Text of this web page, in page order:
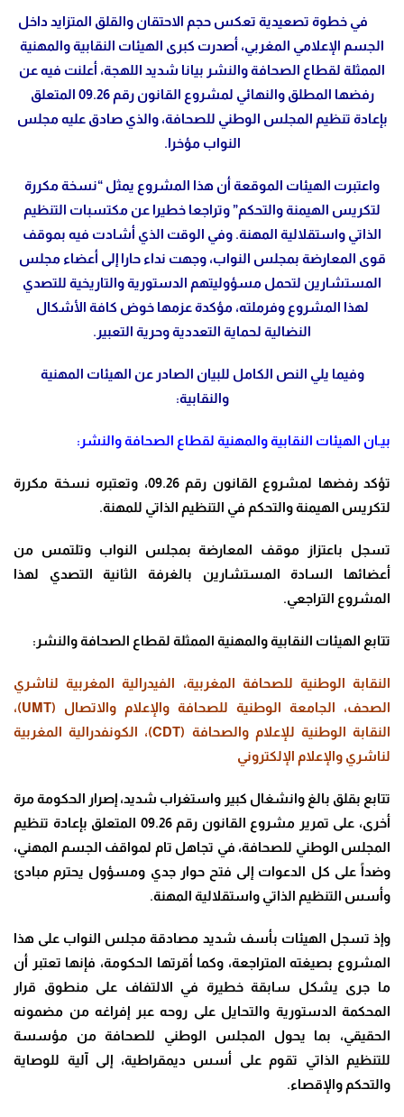
في خطوة تصعيدية تعكس حجم الاحتقان والقلق المتزايد داخل
الجسم الإعلامي المغربي، أصدرت كبرى الهيئات النقابية والمهنية
الممثلة لقطاع الصحافة والنشر بيانا شديد اللهجة، أعلنت فيه عن
رفضها المطلق والنهائي لمشروع القانون رقم 09.26 المتعلق
بإعادة تنظيم المجلس الوطني للصحافة، والذي صادق عليه مجلس
النواب مؤخرا.
واعتبرت الهيئات الموقعة أن هذا المشروع يمثل “نسخة مكررة
لتكريس الهيمنة والتحكم” وتراجعا خطيرا عن مكتسبات التنظيم
الذاتي واستقلالية المهنة. وفي الوقت الذي أشادت فيه بموقف
قوى المعارضة بمجلس النواب، وجهت نداء حارا إلى أعضاء مجلس
المستشارين لتحمل مسؤوليتهم الدستورية والتاريخية للتصدي
لهذا المشروع وفرملته، مؤكدة عزمها خوض كافة الأشكال
النضالية لحماية التعددية وحرية التعبير .
وفيما يلي النص الكامل للبيان الصادر عن الهيئات المهنية
والنقابية:
بيـان الهيئات النقابية والمهنية لقطاع الصحافة والنشر :
تؤكد رفضها لمشروع القانون رقم 09.26، وتعتبره نسخة مكررة
لتكريس الهيمنة والتحكم في التنظيم الذاتي للمهنة.
تسجل باعتزاز موقف المعارضة بمجلس النواب وتلتمس من
أعضائها السادة المستشارين بالغرفة الثانية التصدي لهذا
المشروع التراجعي.
تتابع الهيئات النقابية والمهنية الممثلة لقطاع الصحافة والنشر :
النقابة الوطنية للصحافة المغربية، الفيدرالية المغربية لناشري
الصحف، الجامعة الوطنية للصحافة والإعلام والاتصال (UMT)،
النقابة الوطنية للإعلام والصحافة (CDT)،
الكونفدرالية المغربية
لناشري والإعلام الإلكتروني
تتابع بقلق بالغ وانشغال كبير واستغراب شديد، إصرار الحكومة مرة
أخرى، على تمرير مشروع القانون رقم 09.26 المتعلق بإعادة تنظيم
المجلس الوطني للصحافة، في تجاهل تام لمواقف الجسم المهني،
وضداً على كل الدعوات إلى فتح حوار جدي ومسؤول يحترم مبادئ
وأسس التنظيم الذاتي واستقلالية المهنة.
وإذ تسجل الهيئات بأسف شديد مصادقة مجلس النواب على هذا
المشروع بصيغته المتراجعة، وكما أقرتها الحكومة، فإنها تعتبر أن
ما جرى يشكل سابقة خطيرة في الالتفاف على منطوق قرار
المحكمة الدستورية والتحايل على روحه عبر إفراغه من مضمونه
الحقيقي، بما يحول المجلس الوطني للصحافة من مؤسسة
للتنظيم الذاتي تقوم على أسس ديمقراطية، إلى آلية للوصاية
والتحكم والإقصاء.